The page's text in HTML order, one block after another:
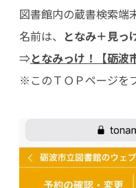
図書館内の蔵書検索端
名前は、 となみ＋見っ
⇒となみっけ！【砺波
※このＴＯＰページを